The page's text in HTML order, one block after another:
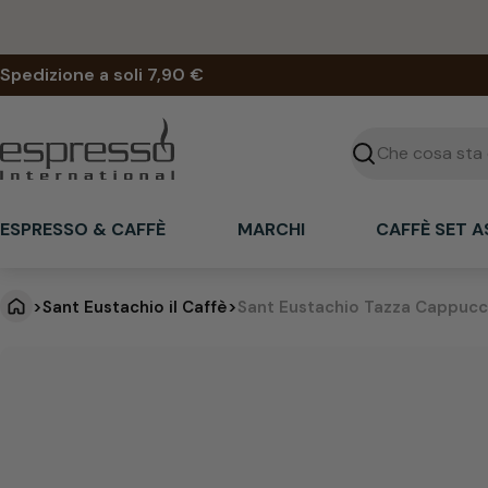
contenuto
Spedizione a soli 7,90 €
Cercare
ESPRESSO & CAFFÈ MARCHI CAFFÈ SET
>Sant Eustachio il Caffè>Sant Eustachio Tazza